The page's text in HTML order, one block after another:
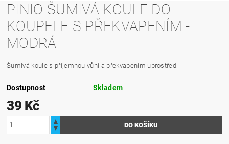
PINIO ŠUMIVÁ KOULE DO
KOUPELE S PŘEKVAPENÍM -
MODRÁ
Šumivá koule s příjemnou vůní a překvapením uprostřed.
Dostupnost Skladem
39 Kč